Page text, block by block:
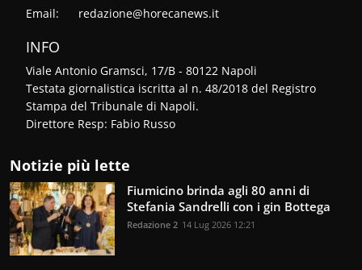
Email: redazione@horecanews.it
INFO
Viale Antonio Gramsci, 17/B - 80122 Napoli
Testata giornalistica iscritta al n. 48/2018 del Registro
Stampa del Tribunale di Napoli.
Direttore Resp: Fabio Russo
Notizie più lette
Fiumicino brinda agli 80 anni di
Stefania Sandrelli con i gin Bottega
Redazione 2 14 Lug 2026 12:21